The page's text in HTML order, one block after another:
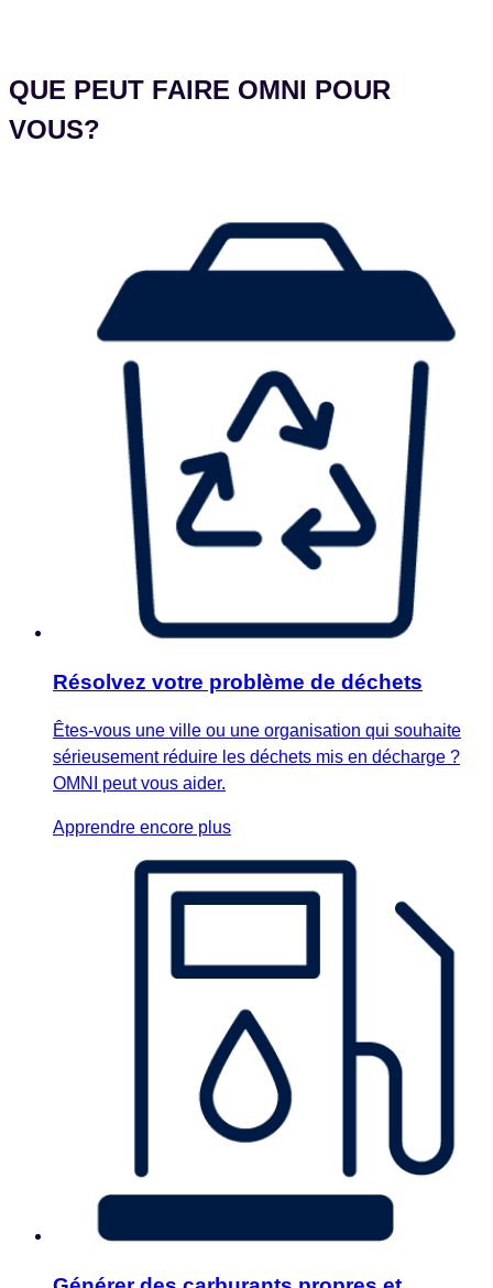
QUE PEUT FAIRE OMNI POUR
VOUS?
Résolvez votre problème de déchets
Êtes-vous une ville ou une organisation qui souhaite
sérieusement réduire les déchets mis en décharge ?
OMNI peut vous aider.
Apprendre encore plus